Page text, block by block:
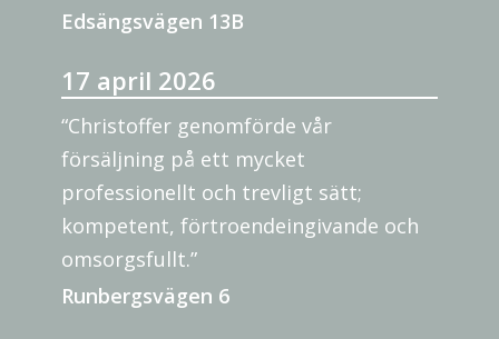
Edsängsvägen 13B
17 april 2026
“Christoffer genomförde vår
försäljning på ett mycket
professionellt och trevligt sätt;
kompetent, förtroendeingivande och
omsorgsfullt.”
Runbergsvägen 6